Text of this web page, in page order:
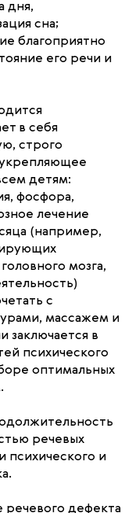
дня,
сна;
благоприятно
его речи и
в себя
строго
детям:
фосфора,
лечение
(например,
мозга,
с
массажем и
в
психического
оптимальных
речевых
психического и
речевого дефекта